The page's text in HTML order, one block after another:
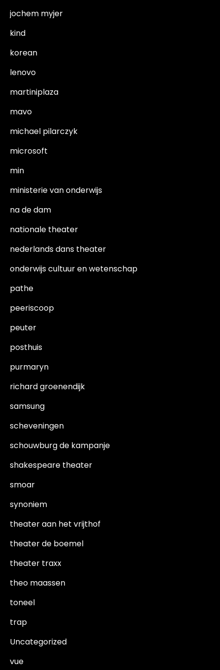
jochem myjer
kind
korean
lenovo
martiniplaza
mavo
michael pilarczyk
microsoft
min
ministerie van onderwijs
na de dam
nationale theater
nederlands dans theater
onderwijs cultuur en wetenschap
pathe
peeriscoop
peuter
posthuis
purmaryn
richard groenendijk
samsung
scheveningen
schouwburg de kampanje
shakespeare theater
smoar
synoniem
theater aan het vrijthof
theater de boemel
theater traxx
theo maassen
toneel
trap
Uncategorized
vue